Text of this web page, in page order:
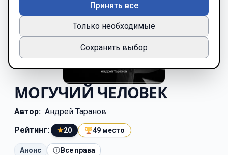
МОГУЧИЙ ЧЕЛОВЕК
Автор: Андрей Таранов
Рейтинг:
★20 49 место
Анонс Все права
Принять все
Только необходимые
Сохранить выбор